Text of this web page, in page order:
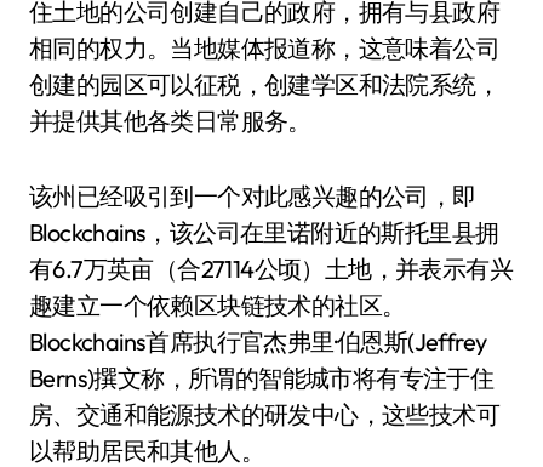
住土地的公司创建自己的政府，拥有与县政府
相同的权力。当地媒体报道称，这意味着公司
创建的园区可以征税，创建学区和法院系统，
并提供其他各类日常服务。
该州已经吸引到一个对此感兴趣的公司，即
Blockchains，该公司在里诺附近的斯托里县拥
有6.7万英亩（合27114公顷）土地，并表示有兴
趣建立一个依赖区块链技术的社区。
Blockchains首席执行官杰弗里·伯恩斯(Jeffrey
Berns)撰文称，所谓的智能城市将有专注于住
房、交通和能源技术的研发中心，这些技术可
以帮助居民和其他人。